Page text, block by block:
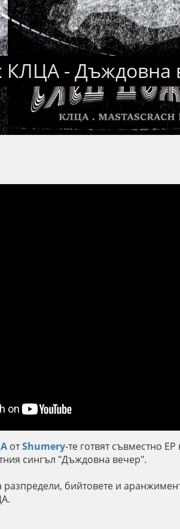
КЛЦА - Дъждовна
отShumery-те готвят съвместно
сингъл "Дъждовна вечер".
разпредели, бийтовете и